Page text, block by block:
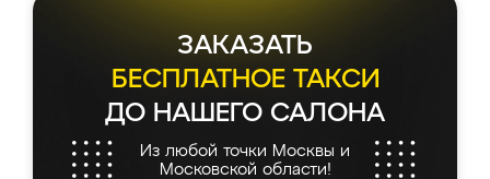
ЗАКАЗАТЬ
БЕСПЛАТНОЕ ТАКСИ
ДО НАШЕГО САЛОНА
Из любой точки Москвы и
Московской области!